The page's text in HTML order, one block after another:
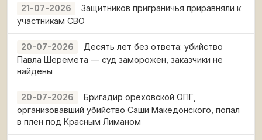
21-07-2026
Защитников приграничья приравняли к
участникам СВО
20-07-2026
Десять лет без ответа: убийство
Павла Шеремета — суд заморожен, заказчики не
найдены
20-07-2026
Бригадир ореховской ОПГ,
организовавший убийство Саши Македонского, попал
в плен под Красным Лиманом